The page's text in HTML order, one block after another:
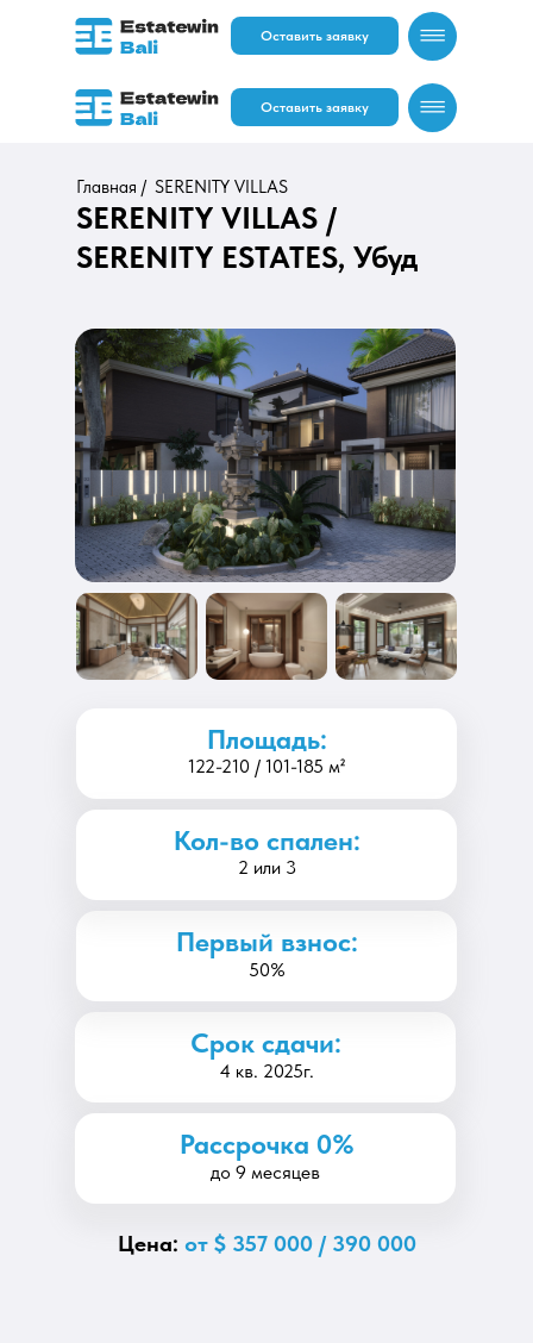
RU EN
Оставить заявку
RU EN
Оставить заявку
Главная / SERENITY VILLAS
Площадь:
Цена: от $ 357 000 / 390 000
122-210 / 101-185 м²
Срок сдачи:
Первый взнос:
50%
Рассрочка 0%
до 9 месяцев
SERENITY VILLAS /
SERENITY ESTATES, Убуд
Кол-во спален:
2 или 3
4 кв. 2025г.